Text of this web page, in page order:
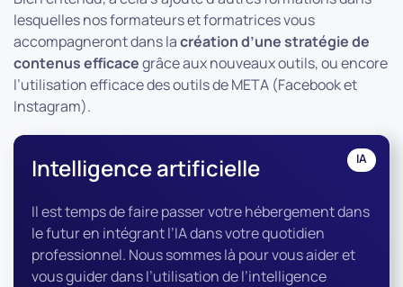
lesquelles nos formateurs et formatrices vous
accompagneront dans lacréation d’une stratégie de
contenus efficacegrâce aux nouveaux outils, ou encore
l’utilisation efficace des outils de META (Facebook et
Instagram).
IA
Intelligence artificielle
Il est temps de faire passer votre hébergement dans
le futur en intégrant l’IA dans votre quotidien
professionnel. Nous sommes là pour vous aider et
vous guider dans l’utilisation de l’intelligence